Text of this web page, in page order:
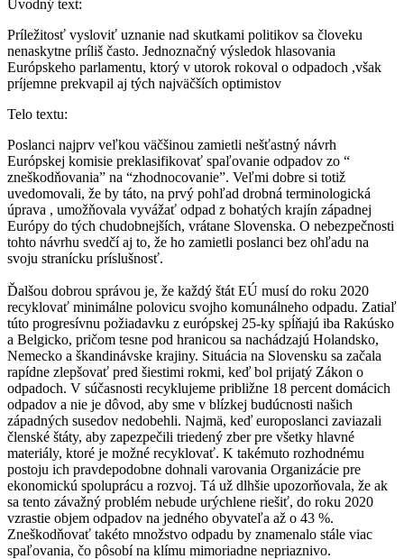
Úvodný text:
Príležitosť vysloviť uznanie nad skutkami politikov sa človeku
nenaskytne príliš často. Jednoznačný výsledok hlasovania
Európskeho parlamentu, ktorý v utorok rokoval o odpadoch ,však
príjemne prekvapil aj tých najväčších optimistov
Telo textu:
Poslanci najprv veľkou väčšinou zamietli nešťastný návrh
Európskej komisie preklasifikovať spaľovanie odpadov zo “
zneškodňovania” na “zhodnocovanie”. Veľmi dobre si totiž
uvedomovali, že by táto, na prvý pohľad drobná terminologická
úprava , umožňovala vyvážať odpad z bohatých krajín západnej
Európy do tých chudobnejších, vrátane Slovenska. O nebezpečnosti
tohto návrhu svedčí aj to, že ho zamietli poslanci bez ohľadu na
svoju stranícku príslušnosť.
Ďalšou dobrou správou je, že každý štát EÚ musí do roku 2020
recyklovať minimálne polovicu svojho komunálneho odpadu. Zatiaľ
túto progresívnu požiadavku z európskej 25-ky spĺňajú iba Rakúsko
a Belgicko, pričom tesne pod hranicou sa nachádzajú Holandsko,
Nemecko a škandinávske krajiny. Situácia na Slovensku sa začala
rapídne zlepšovať pred šiestimi rokmi, keď bol prijatý Zákon o
odpadoch. V súčasnosti recyklujeme približne 18 percent domácich
odpadov a nie je dôvod, aby sme v blízkej budúcnosti našich
západných susedov nedobehli. Najmä, keď europoslanci zaviazali
členské štáty, aby zapezpečili triedený zber pre všetky hlavné
materiály, ktoré je možné recyklovať. K takémuto rozhodnému
postoju ich pravdepodobne dohnali varovania Organizácie pre
ekonomickú spoluprácu a rozvoj. Tá už dlhšie upozorňovala, že ak
sa tento závažný problém nebude urýchlene riešiť, do roku 2020
vzrastie objem odpadov na jedného obyvateľa až o 43 %.
Zneškodňovať takéto množstvo odpadu by znamenalo stále viac
spaľovania, čo pôsobí na klímu mimoriadne nepriaznivo.